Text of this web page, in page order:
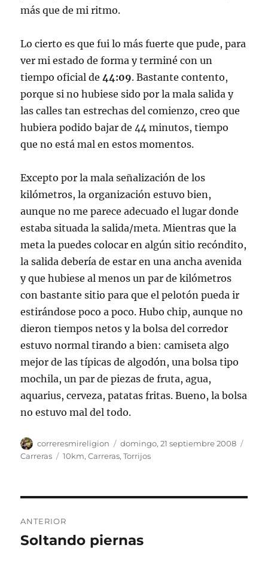
más que de mi ritmo.
Lo cierto es que fui lo más fuerte que pude, para
ver mi estado de forma y terminé con un
tiempo oficial de44:09. Bastante contento,
porque si no hubiese sido por la mala salida y
las calles tan estrechas del comienzo, creo que
hubiera podido bajar de 44 minutos, tiempo
que no está mal en estos momentos.
Excepto por la mala señalización de los
kilómetros, la organización estuvo bien,
aunque no me parece adecuado el lugar donde
estaba situada la salida/meta. Mientras que la
meta la puedes colocar en algún sitio recóndito,
la salida debería de estar en una ancha avenida
y que hubiese al menos un par de kilómetros
con bastante sitio para que el pelotón pueda ir
estirándose poco a poco. Hubo chip, aunque no
dieron tiempos netos y la bolsa del corredor
estuvo normal tirando a bien: camiseta algo
mejor de las típicas de algodón, una bolsa tipo
mochila, un par de piezas de fruta, agua,
aquarius, cerveza, patatas fritas. Bueno, la bolsa
no estuvo mal del todo.
Autor
correresmireligion
Publicado
el
domingo, 21 septiembre 2008
Carreras
Etiquetas
10km,Carreras,Torrijos
de
ANTERIOR
Entrada
Soltando piernas